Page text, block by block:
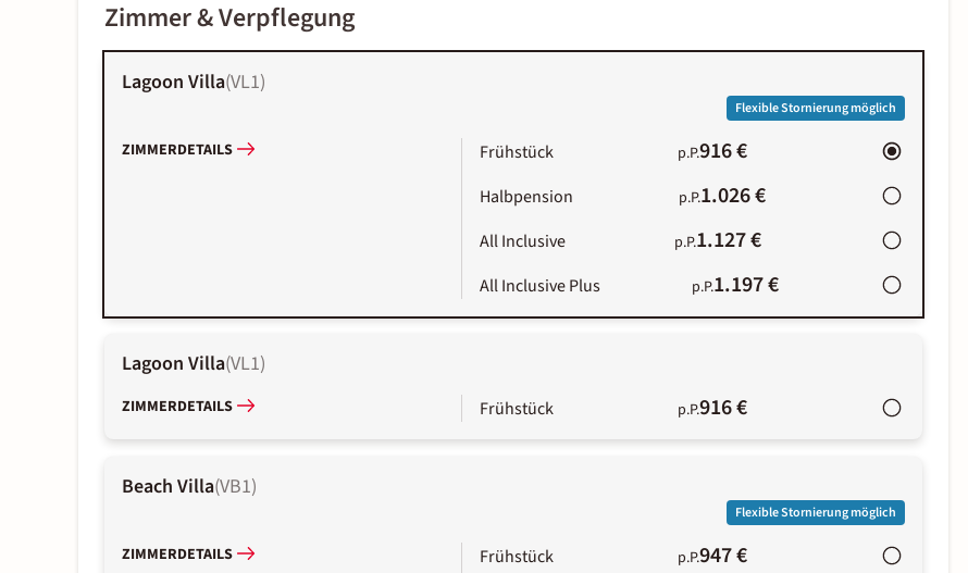
Zimmer & Verpflegung
Lagoon Villa(VL1)
Flexible Stornierung möglich
ZIMMERDETAILS Frühstück p.P.916 €
Halbpension p.P.1.026 €
All Inclusive p.P.1.127 €
All Inclusive Plus p.P.1.197 €
Lagoon Villa(VL1)
ZIMMERDETAILS Frühstück p.P.916 €
Beach Villa(VB1)
Flexible Stornierung möglich
ZIMMERDETAILS Frühstück p.P.947 €